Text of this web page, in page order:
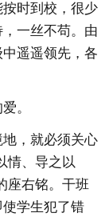
时到校，很少
一丝不苟。由
遥遥领先，各
。
，就必须关心
情、导之以
座右铭。干班
学生犯了错